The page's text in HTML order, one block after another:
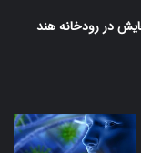
در رودخانه هند